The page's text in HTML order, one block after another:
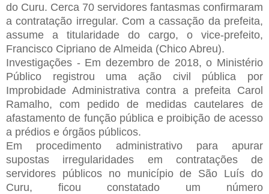
do Curu. Cerca 70 servidores fantasmas confirmaram
a contratação irregular. Com a cassação da prefeita,
assume a titularidade do cargo, o vice-prefeito,
Francisco Cipriano de Almeida (Chico Abreu).
Investigações - Em dezembro de 2018, o Ministério
Público registrou uma ação civil pública por
Improbidade Administrativa contra a prefeita Carol
Ramalho, com pedido de medidas cautelares de
afastamento de função pública e proibição de acesso
a prédios e órgãos públicos.
Em procedimento administrativo para apurar
supostas irregularidades em contratações de
servidores públicos no município de São Luís do
Curu, ficou constatado um número